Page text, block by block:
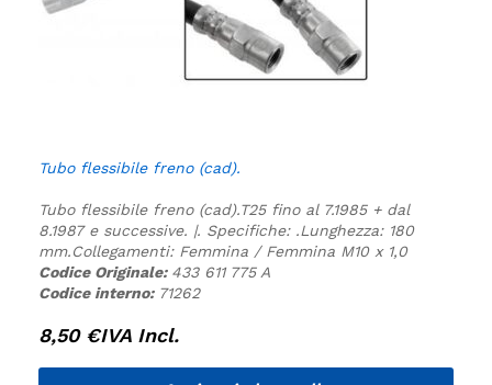
Tubo flessibile freno (cad).
Tubo flessibile freno (cad).T25 fino al 7.1985 + dal
8.1987 e successive. |. Specifiche: .Lunghezza: 180
mm.Collegamenti: Femmina / Femmina M10 x 1,0
Codice Originale: 433 611 775 A
Codice interno: 71262
8,50 €IVA Incl.